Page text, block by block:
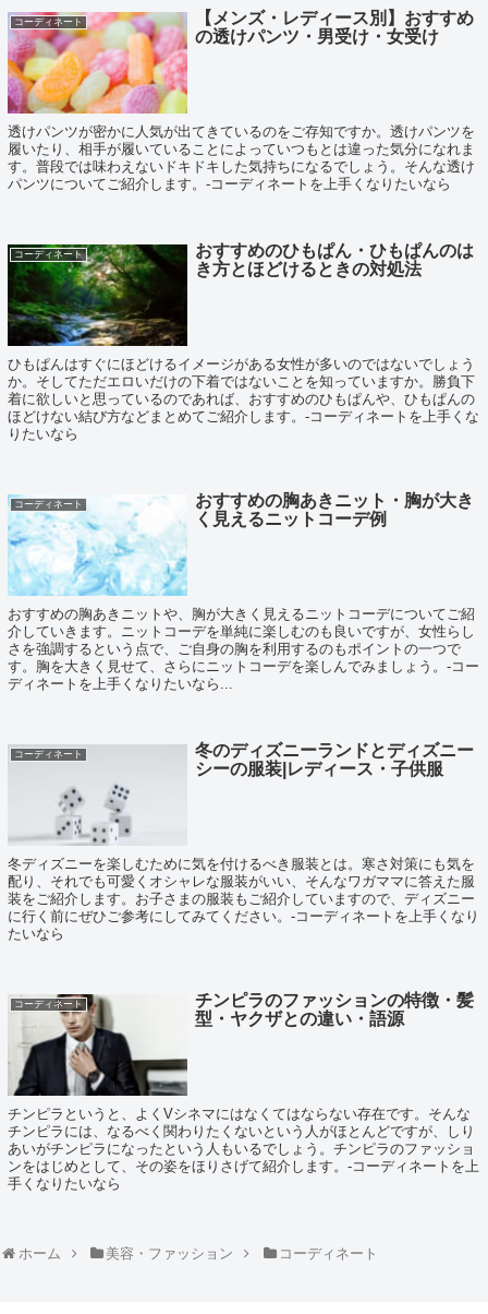
コーディネート
【メンズ・レディース別】おすすめ
の透けパンツ・男受け・女受け
透けパンツが密かに人気が出てきているのをご存知ですか。透けパンツを
履いたり、相手が履いていることによっていつもとは違った気分になれま
す。普段では味わえないドキドキした気持ちになるでしょう。そんな透け
パンツについてご紹介します。-コーディネートを上手くなりたいなら
コーディネート
おすすめのひもぱん・ひもぱんのは
き方とほどけるときの対処法
ひもぱんはすぐにほどけるイメージがある女性が多いのではないでしょう
か。そしてただエロいだけの下着ではないことを知っていますか。勝負下
着に欲しいと思っているのであれば、おすすめのひもぱんや、ひもぱんの
ほどけない結び方などまとめてご紹介します。-コーディネートを上手くな
りたいなら
コーディネート
おすすめの胸あきニット・胸が大き
く見えるニットコーデ例
おすすめの胸あきニットや、胸が大きく見えるニットコーデについてご紹
介していきます。ニットコーデを単純に楽しむのも良いですが、女性らし
さを強調するという点で、ご自身の胸を利用するのもポイントの一つで
す。胸を大きく見せて、さらにニットコーデを楽しんでみましょう。-コー
ディネートを上手くなりたいなら...
コーディネート
冬のディズニーランドとディズニー
シーの服装|レディース・子供服
冬ディズニーを楽しむために気を付けるべき服装とは。寒さ対策にも気を
配り、それでも可愛くオシャレな服装がいい、そんなワガママに答えた服
装をご紹介します。お子さまの服装もご紹介していますので、ディズニー
に行く前にぜひご参考にしてみてください。-コーディネートを上手くなり
たいなら
コーディネート
チンピラのファッションの特徴・髪
型・ヤクザとの違い・語源
チンピラというと、よくVシネマにはなくてはならない存在です。そんな
チンピラには、なるべく関わりたくないという人がほとんどですが、しり
あいがチンピラになったという人もいるでしょう。チンピラのファッショ
ンをはじめとして、その姿をほりさげて紹介します。-コーディネートを上
手くなりたいなら
ホーム 美容・ファッション コーディネート